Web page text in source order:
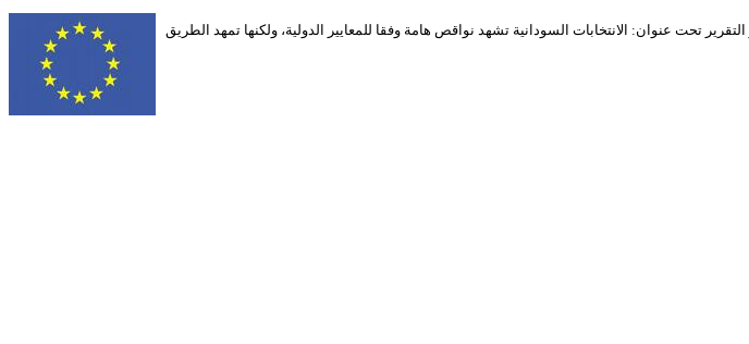
والتشريعية 2010، تقريرها المبدئي حول الانتخابات، وصدر التقرير تحت عنوان: الانتخابات السودانية تشهد نواقص هامة وفقا للمعايير الدولية، ولكنها تمهد الطريق